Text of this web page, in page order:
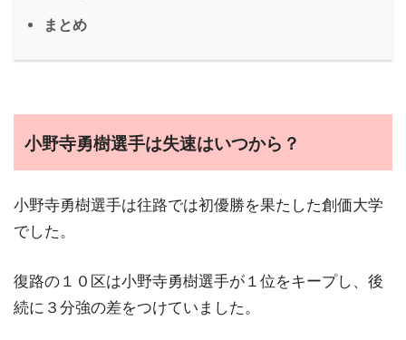
まとめ
小野寺勇樹選手は失速はいつから？
小野寺勇樹選手は往路では初優勝を果たした創価大学
でした。
復路の１０区は小野寺勇樹選手が１位をキープし、後
続に３分強の差をつけていました。